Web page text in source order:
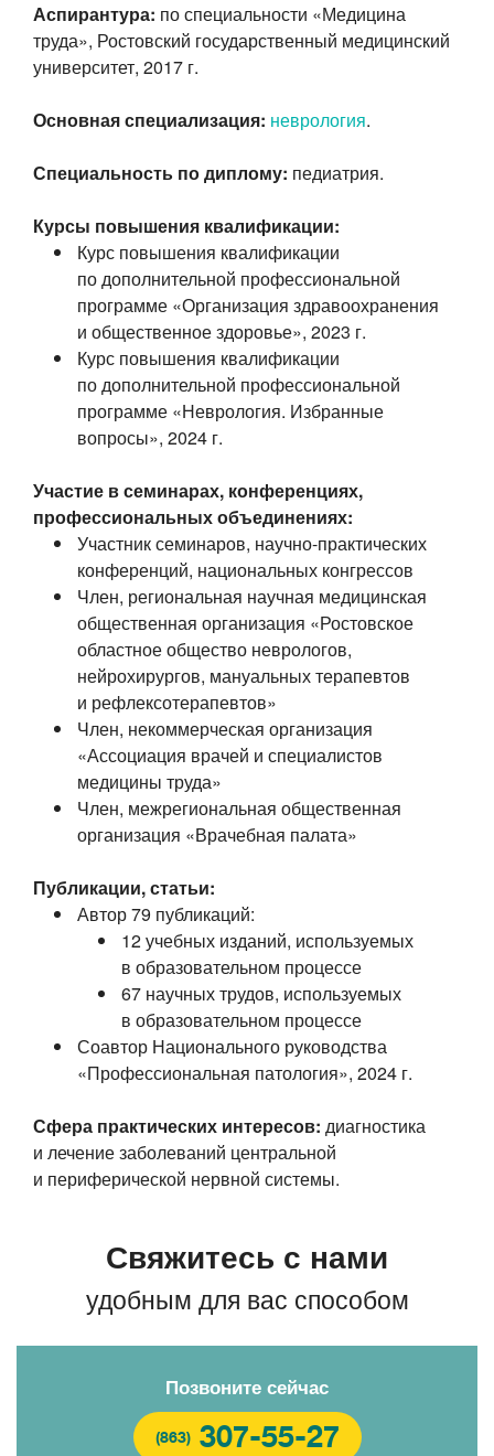
Аспирантура: по специальности «Медицина
труда», Ростовский государственный медицинский
университет, 2017 г.
Основная специализация: неврология.
Специальность по диплому: педиатрия.
Курсы повышения квалификации:
Курс повышения квалификации
по дополнительной профессиональной
программе «Организация здравоохранения
и общественное здоровье», 2023 г.
Курс повышения квалификации
по дополнительной профессиональной
программе «Неврология. Избранные
вопросы», 2024 г.
Участие в семинарах, конференциях,
профессиональных объединениях:
Участник семинаров, научно-практических
конференций, национальных конгрессов
Член, региональная научная медицинская
общественная организация «Ростовское
областное общество неврологов,
нейрохирургов, мануальных терапевтов
и рефлексотерапевтов»
Член, некоммерческая организация
«Ассоциация врачей и специалистов
медицины труда»
Член, межрегиональная общественная
организация «Врачебная палата»
Публикации, статьи:
Автор 79 публикаций:
12 учебных изданий, используемых
в образовательном процессе
67 научных трудов, используемых
в образовательном процессе
Соавтор Национального руководства
«Профессиональная патология», 2024 г.
Сфера практических интересов: диагностика
и лечение заболеваний центральной
и периферической нервной системы.
Свяжитесь с нами
удобным для вас способом
Позвоните сейчас
(863) 307-55-27